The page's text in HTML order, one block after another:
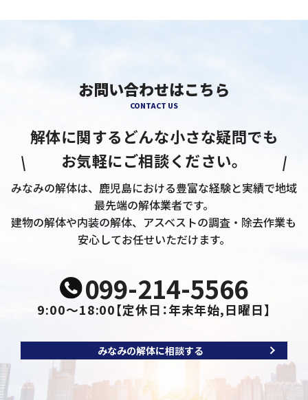
お問い合わせはこちら
CONTACT US
解体に関するどんな小さな疑問でも
お気軽にご相談ください。
みなみの解体は、鹿児島における豊富な経験と実績で地域
最先端の解体業者です。
建物の解体や内装の解体、アスベストの調査・除去作業も
安心してお任せいただけます。
099-214-5566
9:00～18:00【定休日：年末年始,日曜日】
みなみの解体に相談する